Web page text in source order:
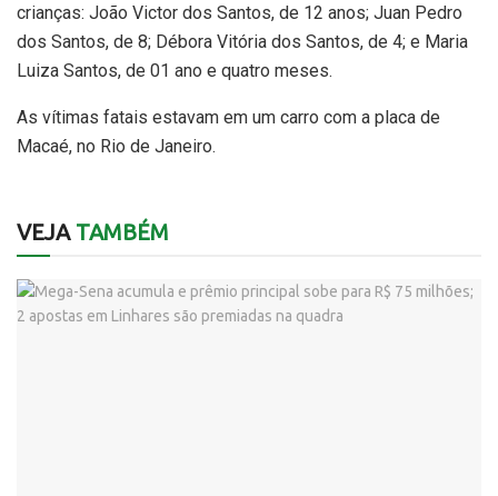
crianças: João Victor dos Santos, de 12 anos; Juan Pedro
dos Santos, de 8; Débora Vitória dos Santos, de 4; e Maria
Luiza Santos, de 01 ano e quatro meses.
As vítimas fatais estavam em um carro com a placa de
Macaé, no Rio de Janeiro.
VEJATAMBÉM